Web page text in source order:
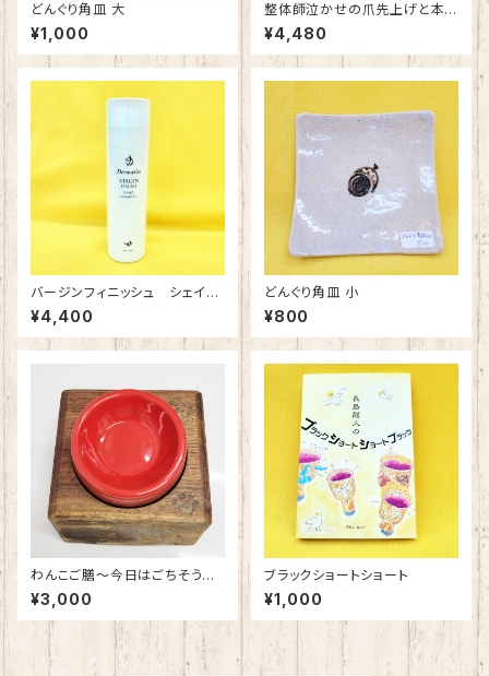
どんぐり角皿 大
¥1,000
整体師泣かせの爪先上げと本
「自分で治すゆがみと痛み ゆ
びで改善」のセット
¥4,480
バージンフィニッシュ シェイク
シャンプー
¥4,400
どんぐり角皿 小
¥800
わんこご膳～今日はごちそうだ
ワン～
¥3,000
ブラックショートショート
¥1,000